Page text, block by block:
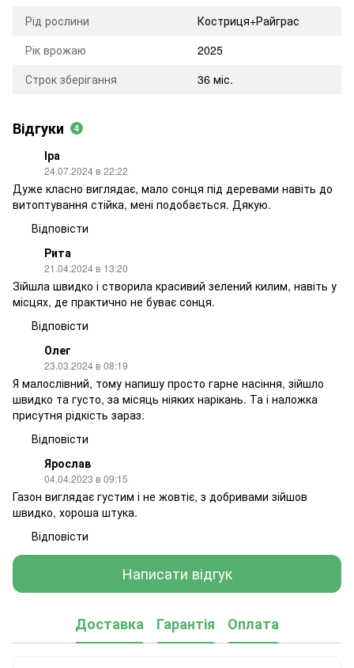
Рід рослини
Костриця+Райграс
Рік врожаю
2025
Строк зберігання
36 міс.
Відгуки 4
Іра
24.07.2024 в 22:22
Дуже класно виглядає, мало сонця під деревами навіть до
витоптування стійка, мені подобається. Дякую.
Відповісти
Рита
21.04.2024 в 13:20
Зійшла швидко і створила красивий зелений килим, навіть у
місцях, де практично не буває сонця.
Відповісти
Олег
23.03.2024 в 08:19
Я малослівний, тому напишу просто гарне насіння, зійшло
швидко та густо, за місяць ніяких нарікань. Та і наложка
присутня рідкість зараз.
Відповісти
Ярослав
04.04.2023 в 09:15
Газон виглядає густим і не жовтіє, з добривами зійшов
швидко, хороша штука.
Відповісти
Написати відгук
Доставка Гарантія Оплата